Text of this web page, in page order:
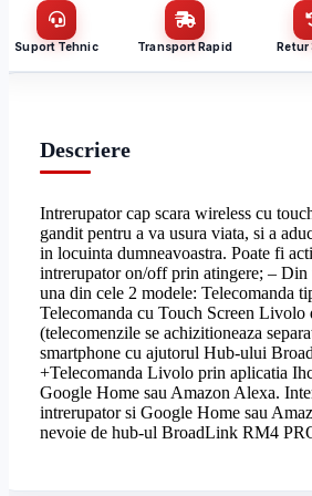
Email*
Telefon*
Mesaj (cantitate, termen, alte detalii)
Trimite
Cantitate (bucăți)
Email*
Telefon *
Cerințele tale (proiect, buget, termen,
Suport Tehnic Transport Rapid Retur
Descriere
Intrerupator cap scara wireless cu
gandit pentru a va usura viata, si a
in locuinta dumneavoastra. Poate fi
intrerupator on/off prin atingere; –
una din cele 2 modele: Telecomanda
Telecomanda cu Touch Screen Livolo
(telecomenzile se achizitioneaza
smartphone cu ajutorul Hub-ului
+Telecomanda Livolo prin aplicatia
Google Home sau Amazon Alexa.
intrerupator si Google Home sau
nevoie de hub-ul BroadLink RM4